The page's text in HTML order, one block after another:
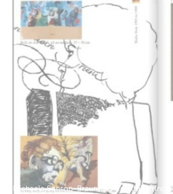
Michaela Sanson-Braun,The Cocktail